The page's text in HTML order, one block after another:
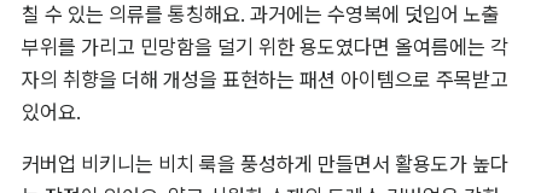
칠 수 있는 의류를 통칭해요. 과거에는 수영복에 덧입어 노출
부위를 가리고 민망함을 덜기 위한 용도였다면 올여름에는 각
자의 취향을 더해 개성을 표현하는 패션 아이템으로 주목받고
있어요.
커버업 비키니는 비치 룩을 풍성하게 만들면서 활용도가 높다